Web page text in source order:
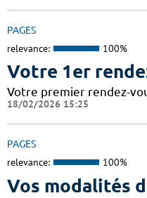
PAGES
relevance: 100%
Votre 1er
Votre premier rendez-
18/02/2026 15:25
PAGES
relevance: 100%
Vos modalités